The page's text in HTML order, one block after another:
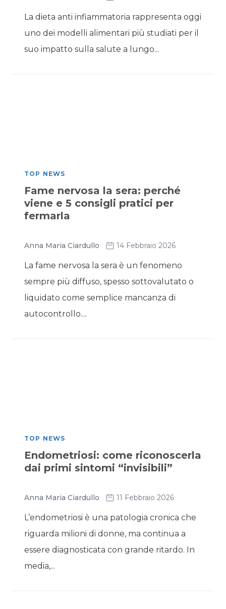
La dieta anti infiammatoria rappresenta oggi
uno dei modelli alimentari più studiati per il
suo impatto sulla salute a lungo...
TOP NEWS
Fame nervosa la sera: perché
viene e 5 consigli pratici per
fermarla
Anna Maria Ciardullo 14 Febbraio 2026
La fame nervosa la sera è un fenomeno
sempre più diffuso, spesso sottovalutato o
liquidato come semplice mancanza di
autocontrollo....
TOP NEWS
Endometriosi: come riconoscerla
dai primi sintomi “invisibili”
Anna Maria Ciardullo 11 Febbraio 2026
L’endometriosi è una patologia cronica che
riguarda milioni di donne, ma continua a
essere diagnosticata con grande ritardo. In
media,...